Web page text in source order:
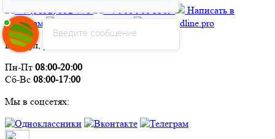
+7 (3852) 552‑778
+7 906 966 3569
Написать в
Телеграм
brn@medline.pro
Барнаул, ул. Партизанская, 92
Пн-Пт 08:00-20:00
Сб-Вс 08:00-17:00
Мы в соцсетях:
Введите сообщение